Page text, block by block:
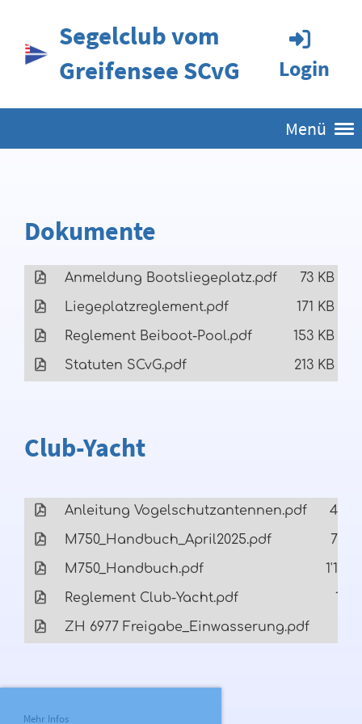
Mehr Infos
Segelclub vom
Greifensee SCvG
Login
Menü
Dokumente
Anmeldung Bootsliegeplatz.pdf
73 KB
Liegeplatzreglement.pdf
171 KB
Reglement Beiboot-Pool.pdf
153 KB
Statuten SCvG.pdf
213 KB
Club-Yacht
Anleitung Vogelschutzantennen.pdf
423
M750_Handbuch_April2025.pdf
785
M750_Handbuch.pdf
1'136
Reglement Club-Yacht.pdf
181
ZH 6977 Freigabe_Einwasserung.pdf